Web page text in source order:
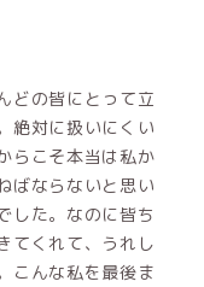
どの皆にとって立
絶対に扱いにくい
らこそ本当は私か
ばならないと思い
した。なのに皆ち
てくれて、うれし
こんな私を最後ま